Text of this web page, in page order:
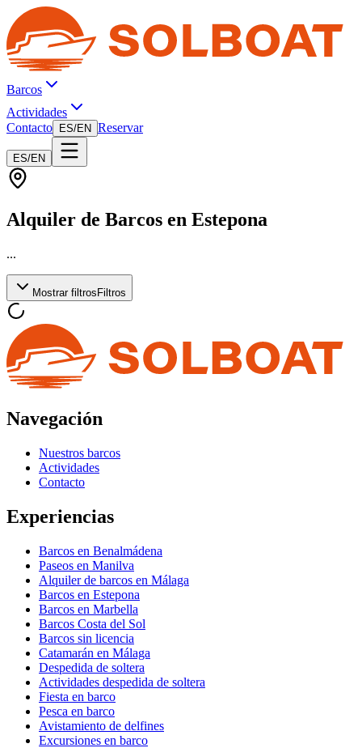
Barcos
Actividades
Contacto
ES/EN Reservar
ES/EN
Alquiler de Barcos en Estepona
...
Mostrar filtros Filtros
Navegación
Nuestros barcos
Actividades
Contacto
Experiencias
Barcos en Benalmádena
Paseos en Manilva
Alquiler de barcos en Málaga
Barcos en Estepona
Barcos en Marbella
Barcos Costa del Sol
Barcos sin licencia
Catamarán en Málaga
Despedida de soltera
Actividades despedida de soltera
Fiesta en barco
Pesca en barco
Avistamiento de delfines
Excursiones en barco